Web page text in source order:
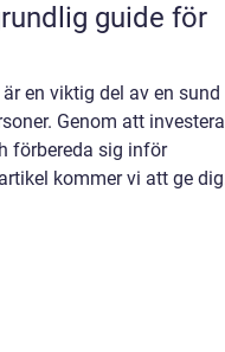
guide för
en viktig del av en sund
Genom att investera
förbereda sig inför
kommer vi att ge dig